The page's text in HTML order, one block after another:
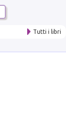
Tutti i libri